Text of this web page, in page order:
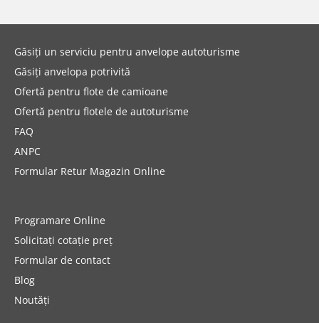
Găsiți un serviciu pentru anvelope autoturisme
Găsiți anvelopa potrivită
Ofertă pentru flote de camioane
Ofertă pentru flotele de autoturisme
FAQ
ANPC
Formular Retur Magazin Online
Programare Online
Solicitați cotație preț
Formular de contact
Blog
Noutăți